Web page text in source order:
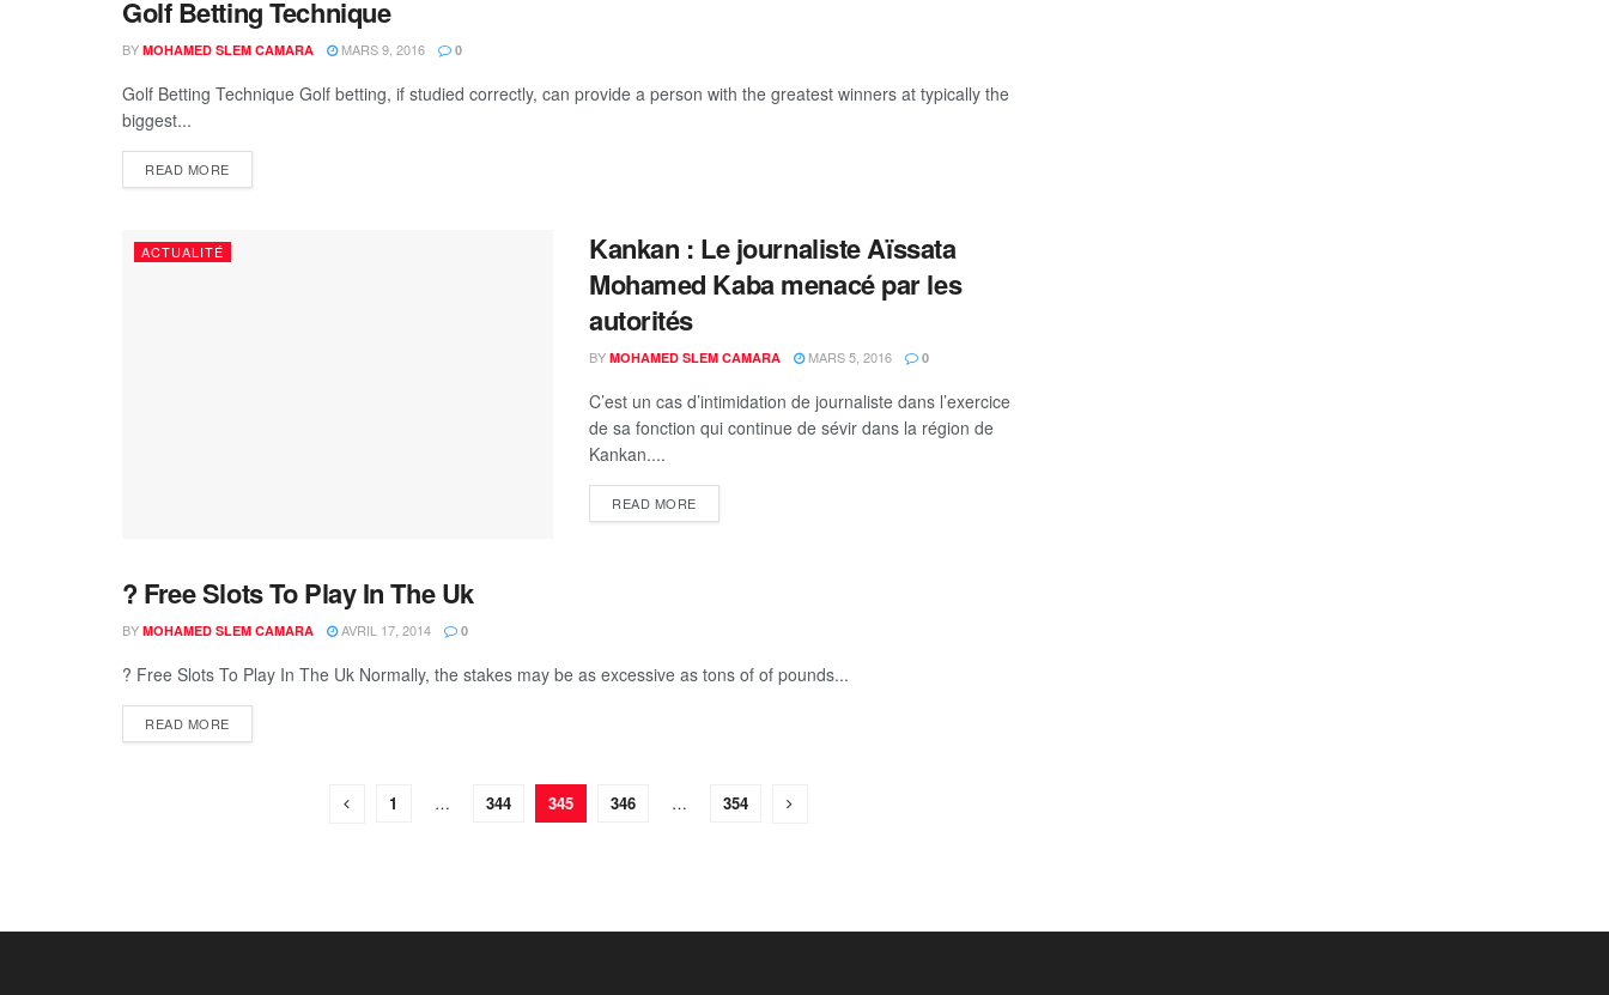
DEFAU
Golf Betting Technique
BY MOHAMED SLEM CAMARA MARS 9, 2016 0
Golf Betting Technique Golf betting, if studied correctly, can provide a person with the greatest winners at typically the
biggest...
READ MORE
ACTUALITÉ
Kankan : Le journaliste Aïssata
Mohamed Kaba menacé par les
autorités
BY MOHAMED SLEM CAMARA MARS 5, 2016 0
C’est un cas d’intimidation de journaliste dans l’exercice
de sa fonction qui continue de sévir dans la région de
Kankan....
READ MORE
DEFAU
? Free Slots To Play In The Uk
BY MOHAMED SLEM CAMARA AVRIL 17, 2014 0
? Free Slots To Play In The Uk Normally, the stakes may be as excessive as tons of of pounds...
READ MORE
1 … 344 345 346 … 354